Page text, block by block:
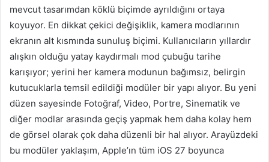
mevcut tasarımdan köklü biçimde ayrıldığını ortaya
koyuyor. En dikkat çekici değişiklik, kamera modlarının
ekranın alt kısmında sunuluş biçimi. Kullanıcıların yıllardır
alışkın olduğu yatay kaydırmalı mod çubuğu tarihe
karışıyor; yerini her kamera modunun bağımsız, belirgin
kutucuklarla temsil edildiği modüler bir yapı alıyor. Bu yeni
düzen sayesinde Fotoğraf, Video, Portre, Sinematik ve
diğer modlar arasında geçiş yapmak hem daha kolay hem
de görsel olarak çok daha düzenli bir hal alıyor. Arayüzdeki
bu modüler yaklaşım, Apple’ın tüm iOS 27 boyunca